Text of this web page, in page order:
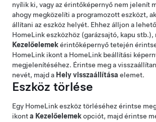
nyílik ki, vagy az érintőképernyő nem jelenít
ahogy megközelíti a programozott eszközt,
állítani az eszköz helyét. Ehhez álljon a
HomeLink eszközhöz (garázsajtó, kapu stb.),
Kezelőelemekérintőképernyőtetején
HomeLink ikont a HomeLink beállítási
megjelenítéséhez. Érintse meg a
nevét, majd a Hely visszaállítása elemet.
Eszköz törlése
Egy HomeLink eszköz törléséhez érintse
ikonta Kezelőelemekopciót, majd érintse